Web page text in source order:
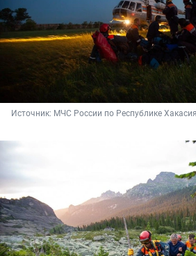
Источник: МЧС России по Республике